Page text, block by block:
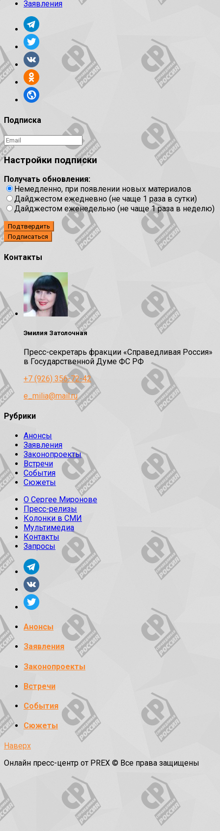
Заявления
Подписка
Настройки подписки
Получать обновления:
Немедленно, при появлении новых материалов
Дайджестом ежедневно (не чаще 1 раза в сутки)
Дайджестом еженедельно (не чаще 1 раза в неделю)
Подтвердить
Контакты
Эмилия Затолочная
Пресс-секретарь фракции «Справедливая Россия»
в Государственной Думе ФС РФ
+7 (926) 356-72-42
e_milia@mail.ru
Рубрики
Анонсы
Заявления
Законопроекты
Встречи
События
Сюжеты
О Сергее Миронове
Пресс-релизы
Колонки в СМИ
Мультимедиа
Контакты
Запросы
Анонсы
Заявления
Законопроекты
Встречи
События
Сюжеты
Наверх
Онлайн пресс-центр от PREX © Все права защищены